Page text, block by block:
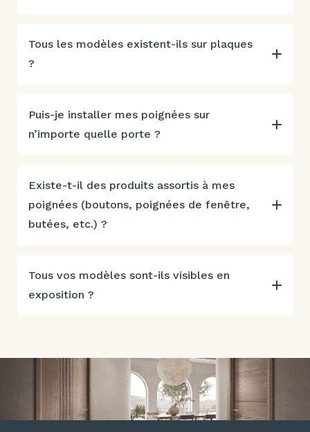
Tous les modèles existent-ils sur plaques
?
Puis-je installer mes poignées sur
n’importe quelle porte ?
Existe-t-il des produits assortis à mes
poignées (boutons, poignées de fenêtre,
butées, etc.) ?
Tous vos modèles sont-ils visibles en
exposition ?